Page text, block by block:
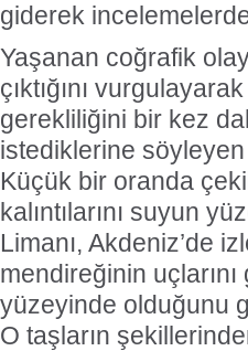
giderek
Yaşanan coğrafik
çıktığını
gerekliliğini bir kez
istediklerine
Küçük bir oranda
kalıntılarını suyun
Limanı, Akdeniz’de
mendireğinin
yüzeyinde olduğunu
O taşların